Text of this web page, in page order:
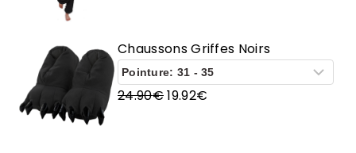
était :
44.90€.
est :
35.92€.
Chaussons Griffes Noirs
24.90€Le
19.92€